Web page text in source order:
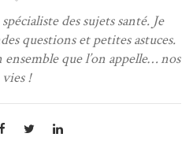
des sujets santé. Je
questions et petites astuces.
que l’on appelle… nos
vies !